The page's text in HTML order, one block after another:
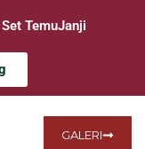
TemuJanji
GALERI